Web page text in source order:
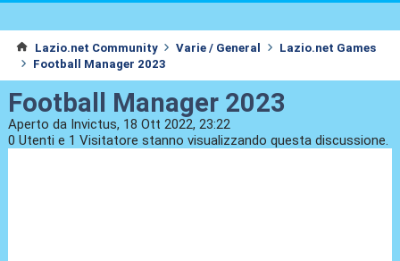
Lazio.net Community Varie / General
Lazio.net Games
Football Manager 2023
Football Manager 2023
Aperto da Invictus, 18 Ott 2022, 23:22
0 Utenti e 1 Visitatore stanno visualizzando questa discussione.